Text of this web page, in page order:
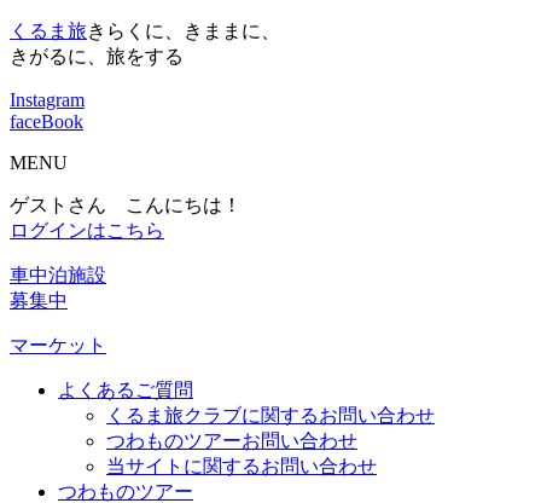
くるま旅きらくに、きままに、
きがるに、旅をする
Instagram
faceBook
MENU
ゲストさん こんにちは！
ログインはこちら
車中泊施設
募集中
マーケット
よくあるご質問
くるま旅クラブに関するお問い合わせ
つわものツアーお問い合わせ
当サイトに関するお問い合わせ
つわものツアー